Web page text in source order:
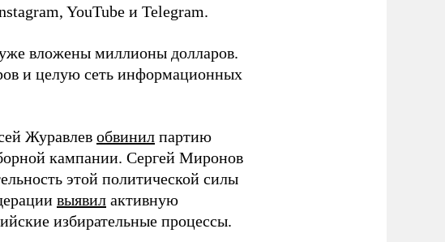
YouTube и Telegram.
вложены миллионы долларов.
и целую сеть информационных
Журавлев обвинил партию
кампании. Сергей Миронов
этой политической силы
выявил активную
избирательные процессы.